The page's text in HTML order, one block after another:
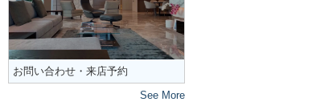
お問い合わせ・来店予約
See More